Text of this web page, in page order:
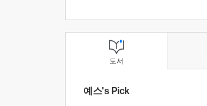
도서
예스's Pick